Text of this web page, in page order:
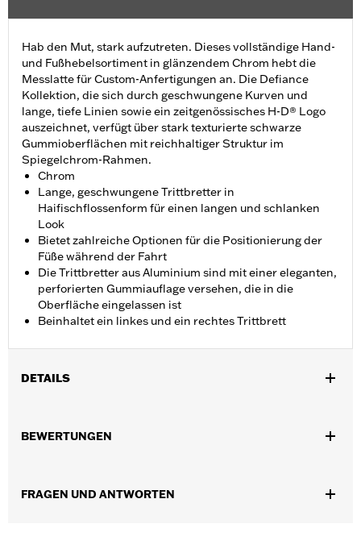
Hab den Mut, stark aufzutreten. Dieses vollständige Hand-
und Fußhebelsortiment in glänzendem Chrom hebt die
Messlatte für Custom-Anfertigungen an. Die Defiance
Kollektion, die sich durch geschwungene Kurven und
lange, tiefe Linien sowie ein zeitgenössisches H-D® Logo
auszeichnet, verfügt über stark texturierte schwarze
Gummioberflächen mit reichhaltiger Struktur im
Spiegelchrom-Rahmen.
Chrom
Lange, geschwungene Trittbretter in
Haifischflossenform für einen langen und schlanken
Look
Bietet zahlreiche Optionen für die Positionierung der
Füße während der Fahrt
Die Trittbretter aus Aluminium sind mit einer eleganten,
perforierten Gummiauflage versehen, die in die
Oberfläche eingelassen ist
Beinhaltet ein linkes und ein rechtes Trittbrett
DETAILS
FLHTCUL und FLHTKL) sowie Trike Modelle ’09–’13. Der Einbau
Seitenständerverlängerung P/N 50233-00, 50000008 oder
BEWERTUNGEN
FRAGEN UND ANTWORTEN